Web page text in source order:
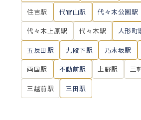
住吉駅 代官山駅 代々木公園駅
代々木上原駅 代々木駅 人形町
五反田駅 九段下駅 乃木坂駅
両国駅 不動前駅 上野駅 三
三越前駅 三田駅